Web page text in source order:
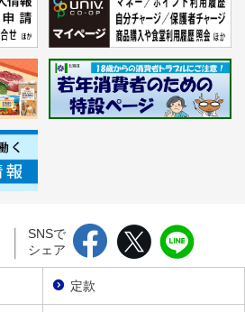
SNSで
シェア
定款